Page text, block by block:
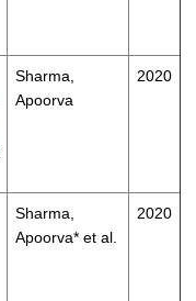
Sharma,
Apoorva
2020
Sharma,
Apoorva* et al.
2020